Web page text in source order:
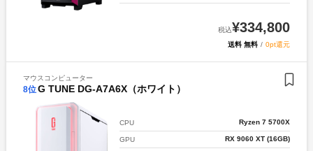
税込¥334,800
送料 無料 / 0pt還元
マウスコンピューター
8位G TUNE DG-A7A6X（ホワイト）
CPU Ryzen 7 5700X
GPU RX 9060 XT (16GB)